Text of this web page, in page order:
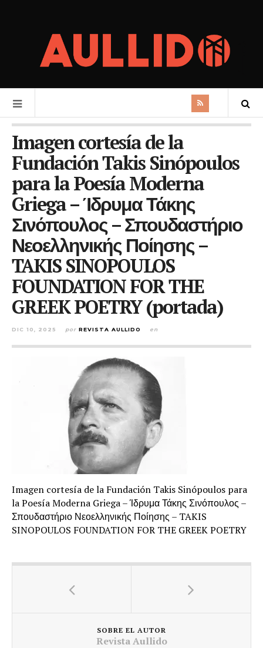
Imagen cortesía de la
Fundación Takis Sinópoulos
para la Poesía Moderna
Griega – Ίδρυμα Τάκης
Σινόπουλος – Σπουδαστήριο
Νεοελληνικής Ποίησης –
TAKIS SINOPOULOS
FOUNDATION FOR THE
GREEK POETRY (portada)
DIC 10, 2025 por REVISTA AULLIDO en
Imagen cortesía de la Fundación Takis Sinópoulos para
la Poesía Moderna Griega – Ίδρυμα Τάκης Σινόπουλος –
Σπουδαστήριο Νεοελληνικής Ποίησης – TAKIS
SINOPOULOS FOUNDATION FOR THE GREEK POETRY
SOBRE EL AUTOR
Revista Aullido